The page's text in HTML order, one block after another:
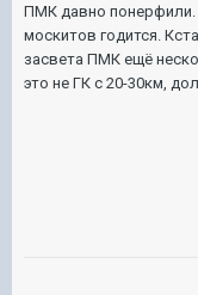
ПМК давно понерфили.
москитов годится.
засвета ПМК ещё
это не ГК с 20-30км,